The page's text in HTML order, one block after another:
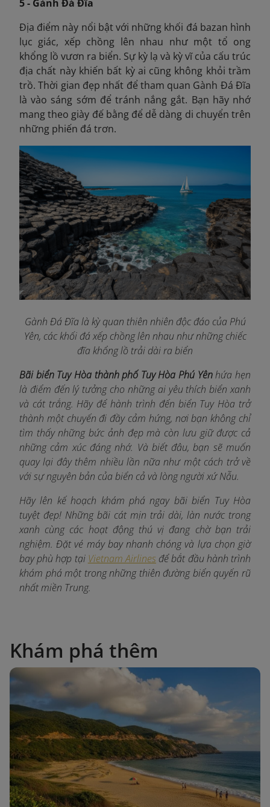
5 - Gành Đá Đĩa
Địa điểm này nổi bật với những khối đá bazan hình
lục giác, xếp chồng lên nhau như một tổ ong
khổng lồ vươn ra biển. Sự kỳ lạ và kỳ vĩ của cấu trúc
địa chất này khiến bất kỳ ai cũng không khỏi trầm
trồ. Thời gian đẹp nhất để tham quan Gành Đá Đĩa
là vào sáng sớm để tránh nắng gắt. Bạn hãy nhớ
mang theo giày đế bằng để dễ dàng di chuyển trên
những phiến đá trơn.
Gành Đá Đĩa là kỳ quan thiên nhiên độc đáo của Phú
Yên, các khối đá xếp chồng lên nhau như những chiếc
đĩa khổng lồ trải dài ra biển
Bãi biển Tuy Hòa thành phố Tuy Hòa Phú Yênhứa hẹn
là điểm đến lý tưởng cho những ai yêu thích biển xanh
và cát trắng. Hãy để hành trình đến biển Tuy Hòa trở
thành một chuyến đi đầy cảm hứng, nơi bạn không chỉ
tìm thấy những bức ảnh đẹp mà còn lưu giữ được cả
những cảm xúc đáng nhớ. Và biết đâu, bạn sẽ muốn
quay lại đây thêm nhiều lần nữa như một cách trở về
với sự nguyên bản của biển cả và lòng người xứ Nẫu.
Hãy lên kế hoạch khám phá ngay bãi biển Tuy Hòa
tuyệt đẹp! Những bãi cát mịn trải dài, làn nước trong
xanh cùng các hoạt động thú vị đang chờ bạn trải
nghiệm. Đặt vé máy bay nhanh chóng và lựa chọn giờ
bay phù hợp tại Vietnam Airlines để bắt đầu hành trình
khám phá một trong những thiên đường biển quyến rũ
nhất miền Trung.
Khám phá thêm